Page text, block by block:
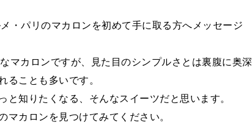
・パリのマカロンを初めて手に取る方へメッセージ
マカロンですが、見た目のシンプルさとは裏腹に奥深
ることも多いです。
と知りたくなる、そんなスイーツだと思います。
マカロンを見つけてみてください。